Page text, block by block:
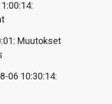
Muutokset
06 10:30:14: